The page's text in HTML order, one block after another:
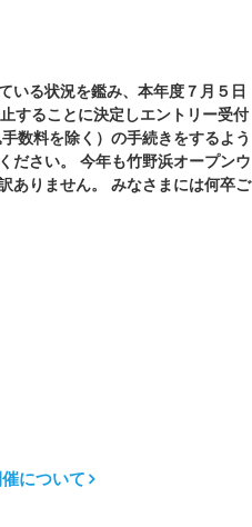
いる状況を鑑み、本年度７月５日
することに決定しエントリー受付
数料を除く）の手続きをするよう
さい。
今年も竹野浜オープンウ
りません。
みなさまには何卒ご
について